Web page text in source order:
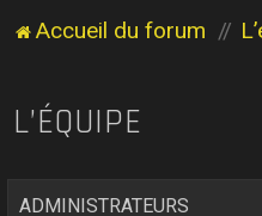
Accueil du forum
L’ÉQUIPE
ADMINISTRATEURS